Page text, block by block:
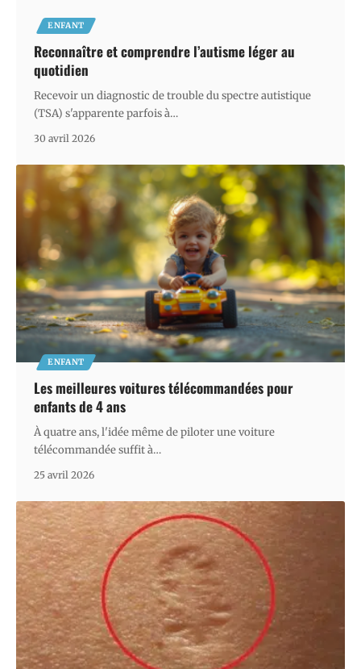
ENFANT
Reconnaître et comprendre l’autisme léger au
quotidien
Recevoir un diagnostic de trouble du spectre autistique
(TSA) s'apparente parfois à…
30 avril 2026
ENFANT
Les meilleures voitures télécommandées pour
enfants de 4 ans
À quatre ans, l'idée même de piloter une voiture
télécommandée suffit à…
25 avril 2026